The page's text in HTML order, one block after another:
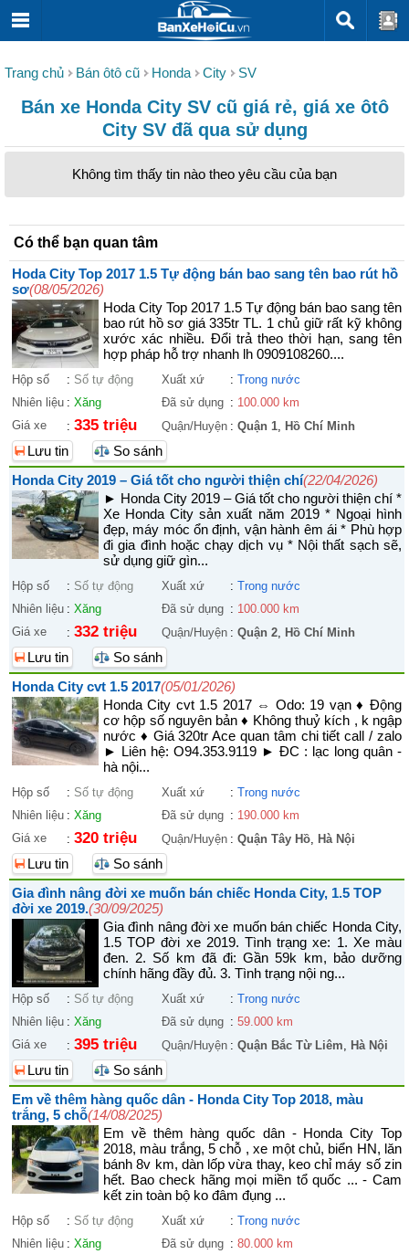
Trang chủ Bán ôtô cũ Honda City SV
Bán xe Honda City SV cũ giá rẻ, giá xe ôtô
City SV đã qua sử dụng
Không tìm thấy tin nào theo yêu cầu của bạn
Có thể bạn quan tâm
Hoda City Top 2017 1.5 Tự động bán bao sang tên bao rút hồ
sơ(08/05/2026)
Hoda City Top 2017 1.5 Tự động bán bao sang tên
bao rút hồ sơ giá 335tr TL. 1 chủ giữ rất kỹ không
xước xác nhiều. Đổi trả theo thời hạn, sang tên
hợp pháp hỗ trợ nhanh lh 0909108260....
Hộp số : Số tự động Xuất xứ : Trong nước
Nhiên liệu : Xăng Đã sử dụng : 100.000 km
Giá xe
: 335 triệu Quận/Huyện : Quận 1, Hồ Chí Minh
Lưu tin
So sánh
Honda City 2019 – Giá tốt cho người thiện chí(22/04/2026)
► Honda City 2019 – Giá tốt cho người thiện chí *
Xe Honda City sản xuất năm 2019 * Ngoại hình
đẹp, máy móc ổn định, vận hành êm ái * Phù hợp
đi gia đình hoặc chạy dịch vụ * Nội thất sạch sẽ,
sử dụng giữ gìn...
Hộp số : Số tự động Xuất xứ : Trong nước
Nhiên liệu : Xăng Đã sử dụng : 100.000 km
Giá xe
: 332 triệu Quận/Huyện : Quận 2, Hồ Chí Minh
Lưu tin
So sánh
Honda City cvt 1.5 2017(05/01/2026)
Honda City cvt 1.5 2017 ⇔ Odo: 19 vạn ♦ Động
cơ hộp số nguyên bản ♦ Không thuỷ kích , k ngập
nước ♦ Giá 320tr Ace quan tâm chi tiết call / zalo
► Liên hệ: O94.353.9119 ► ĐC : lạc long quân -
hà nội...
Hộp số : Số tự động Xuất xứ : Trong nước
Nhiên liệu : Xăng Đã sử dụng : 190.000 km
Giá xe
: 320 triệu Quận/Huyện : Quận Tây Hồ, Hà Nội
Lưu tin
So sánh
Gia đình nâng đời xe muốn bán chiếc Honda City, 1.5 TOP
đời xe 2019.(30/09/2025)
Gia đình nâng đời xe muốn bán chiếc Honda City,
1.5 TOP đời xe 2019. Tình trạng xe: 1. Xe màu
đen. 2. Số km đã đi: Gần 59k km, bảo dưỡng
chính hãng đầy đủ. 3. Tình trạng nội ng...
Hộp số : Số tự động Xuất xứ : Trong nước
Nhiên liệu : Xăng Đã sử dụng : 59.000 km
Giá xe
: 395 triệu Quận/Huyện : Quận Bắc Từ Liêm, Hà Nội
Lưu tin
So sánh
Em về thêm hàng quốc dân - Honda City Top 2018, màu
trắng, 5 chỗ(14/08/2025)
Em về thêm hàng quốc dân - Honda City Top
2018, màu trắng, 5 chỗ , xe một chủ, biển HN, lăn
bánh 8v km, dàn lốp vừa thay, keo chỉ máy số zin
hết. Bao check hãng mọi miền tổ quốc ... - Cam
kết zin toàn bộ ko đâm đụng ...
Hộp số : Số tự động Xuất xứ : Trong nước
Nhiên liệu : Xăng Đã sử dụng : 80.000 km